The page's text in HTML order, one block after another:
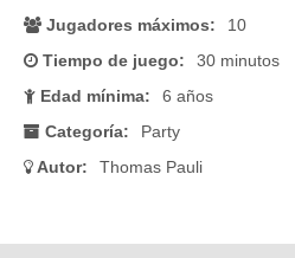
Jugadores máximos:
10
Tiempo de juego:
30 minutos
Edad mínima:
6 años
Categoría:
Party
Autor:
Thomas Pauli